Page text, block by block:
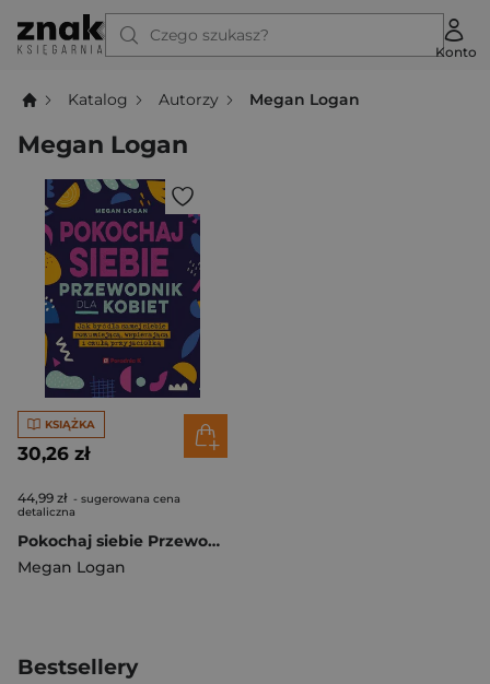
Czego szukasz?
Konto
Katalog Autorzy Megan Logan
Megan Logan
KSIĄŻKA
30,26 zł
44,99 zł - sugerowana cena
detaliczna
Pokochaj siebie Przewodnik dla kobiet
Megan Logan
Bestsellery